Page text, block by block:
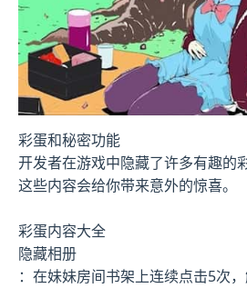
彩蛋和秘密功能
开发者在游戏中隐藏了许多有趣的
这些内容会给你带来意外的惊喜。
彩蛋内容大全
隐藏相册
：在妹妹房间书架上连续点击5次